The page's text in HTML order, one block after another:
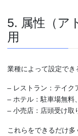
5. 属性（ア
用
業種によって設定でき
– レストラン：テイク
– ホテル：駐車場無料
– 小売店：店頭受け取
これらをできるだけ